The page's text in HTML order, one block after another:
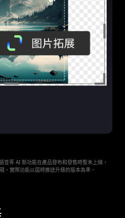
等 AI 新功能在產品發布和發售時暫未上線，
，實際功能以屆時推送升級的版本為準。